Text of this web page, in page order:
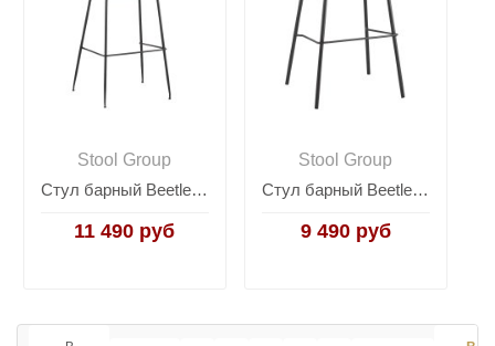
Stool Group
Стул барный Beetle PU со спинкой коричневый
11 490 руб
Stool Group
Стул барный Beetle Lite PU коричневый
9 490 руб